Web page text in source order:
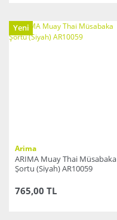
Yeni
Arima
ARIMA Muay Thai Müsabaka
Şortu (Siyah) AR10059
765,00 TL